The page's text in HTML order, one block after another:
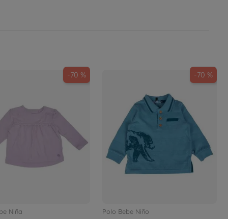
Niña
-70 %
Polo Bebe Niño
-70 %